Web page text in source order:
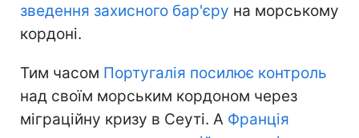
зведення захисного бар'єру на морському
кордоні.
Тим часом Португалія посилює контроль
над своїм морським кордоном через
міграційну кризу в Сеуті. А Франція